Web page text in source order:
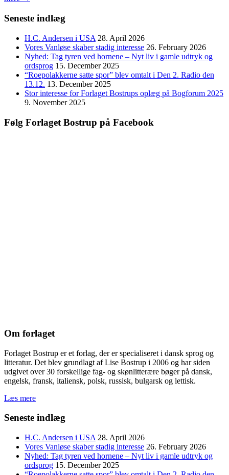
Seneste indlæg
H.C. Andersen i USA 28. April 2026
Vores Vanløse skaber stadig interesse 26. February 2026
Nyhed: Tag tyren ved hornene – Nyt liv i gamle udtryk og
ordsprog 15. December 2025
“Roepolakkerne satte spor” blev omtalt i Den 2. Radio den
13.12. 13. December 2025
Stor interesse for Forlaget Bostrups oplæg på Bogforum 2025
9. November 2025
Følg Forlaget Bostrup på Facebook
Om forlaget
Forlaget Bostrup er et forlag, der er specialiseret i dansk sprog og
litteratur. Det blev grundlagt af Lise Bostrup i 2006 og har siden
udgivet over 30 forskellige fag- og skønlitterære bøger på dansk,
engelsk, fransk, italiensk, polsk, russisk, bulgarsk og lettisk.
Læs mere
Seneste indlæg
H.C. Andersen i USA 28. April 2026
Vores Vanløse skaber stadig interesse 26. February 2026
Nyhed: Tag tyren ved hornene – Nyt liv i gamle udtryk og
ordsprog 15. December 2025